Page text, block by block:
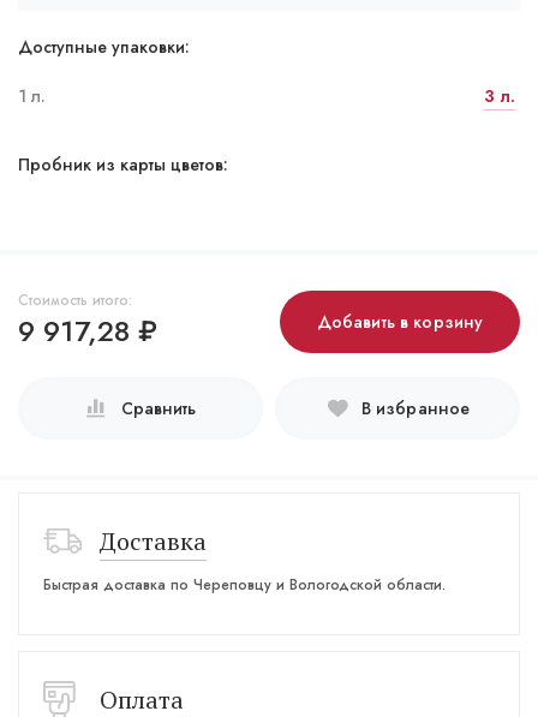
Доступные упаковки:
1 л. 3 л.
Пробник из карты цветов:
Стоимость итого:
9 917,28 ₽ Добавить в корзину
Сравнить В избранное
Доставка
Быстрая доставка по Череповцу и Вологодской области.
Оплата